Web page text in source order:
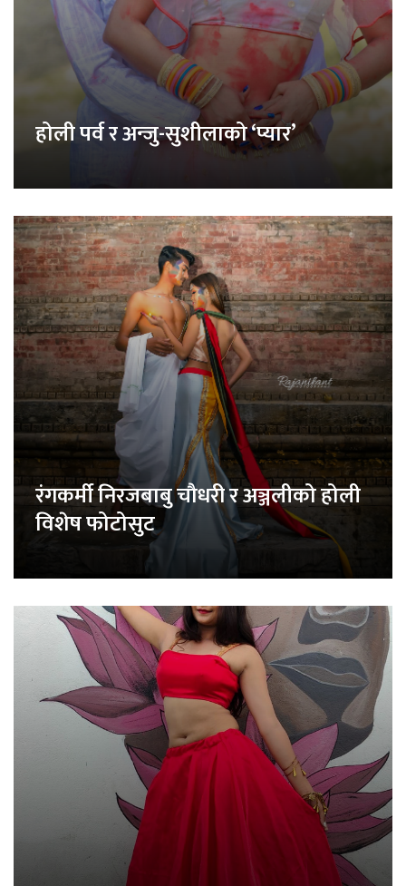
होली पर्व र अन्जु-सुशीलाको ‘प्यार’
रंगकर्मी निरजबाबु चौधरी र अञ्जलीको होली
विशेष फोटोसुट